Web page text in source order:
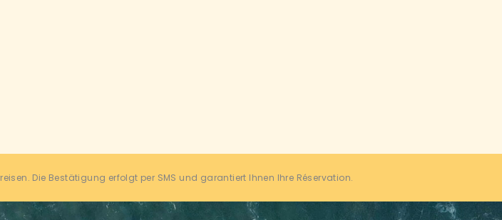
Die Bestätigung erfolgt per SMS und garantiert Ihnen Ihre Réservation.